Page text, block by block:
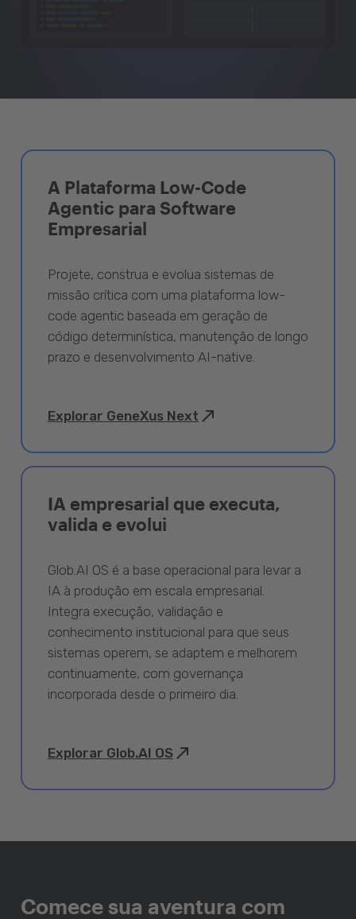
A Plataforma Low-Code
Agentic para Software
Empresarial
Projete, construa e evolua sistemas de
missão crítica com uma plataforma low-
code agentic baseada em geração de
código determinística, manutenção de longo
prazo e desenvolvimento AI-native.
Explorar GeneXus Next
IA empresarial que executa,
valida e evolui
Glob.AI OS é a base operacional para levar a
IA à produção em escala empresarial.
Integra execução, validação e
conhecimento institucional para que seus
sistemas operem, se adaptem e melhorem
continuamente, com governança
incorporada desde o primeiro dia.
Explorar Glob.AI OS
Comece sua aventura com